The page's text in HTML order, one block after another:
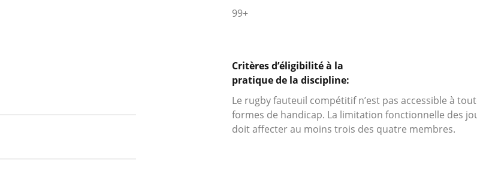
99+
Critères d’éligibilité à la
pratique de la discipline:
Le rugby fauteuil compétitif n’est pas accessible à
formes de handicap. La limitation fonctionnelle des
doit affecter au moins trois des quatre membres.